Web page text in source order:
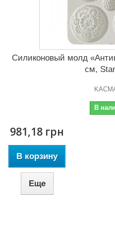
Силиконовый молд
см,
В
981,18 грн
В корзину
Еще